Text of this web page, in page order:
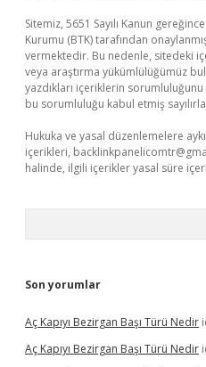
Sitemiz, 5651 Sayılı Kanun
Kurumu (BTK) tarafından
vermektedir. Bu nedenle, sitedeki
veya araştırma yükümlülüğümüz
yazdıkları içeriklerin
bu sorumluluğu kabul etmiş
Hukuka ve yasal düzenlemelere
içerikleri,
halinde, ilgili içerikler yasal süre
Son yorumlar
Aç Kapıyı Bezirgan Başı Türü Nedir
Aç Kapıyı Bezirgan Başı Türü Nedir